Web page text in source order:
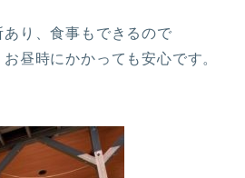
り、食事もできるので
昼時にかかっても安心です。